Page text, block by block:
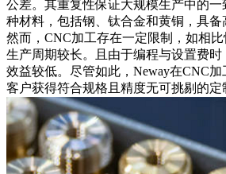
公差。其重复性保证大规模生产中的
种材料，包括钢、钛合金和黄铜，具备
然而，CNC加工存在一定限制，如相比
生产周期较长。且由于编程与设置费
效益较低。尽管如此，Neway在CNC加
客户获得符合规格且精度无可挑剔的定